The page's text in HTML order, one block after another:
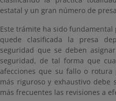
estatal y un gran número de
Este trámite ha sido
quede clasificada la presa
seguridad que se deben
seguridad, de tal forma que
afecciones que su fallo o rotura
más riguroso y exhaustivo
más frecuentes las revisiones a